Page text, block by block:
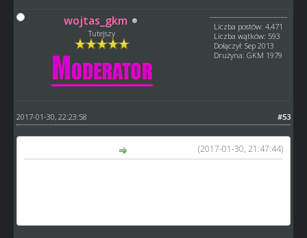
wojtas_gkm
Tutejszy
Liczba postów: 4,471
Liczba wątków: 593
Dołączył: Sep 2013
Drużyna: GKM 1979
#53
2017-01-30, 22:23:58
(2017-01-30, 21:47:44)